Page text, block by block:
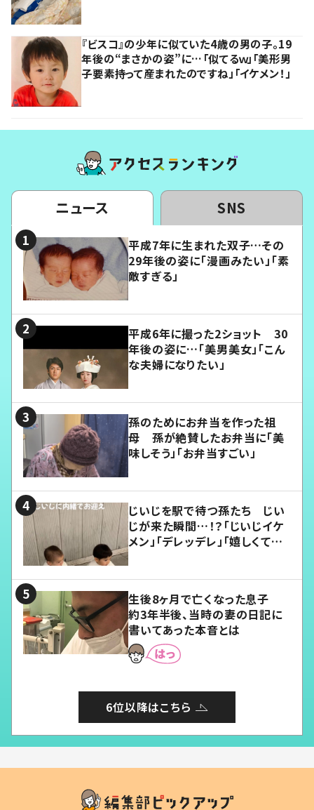
『ビスコ』の少年に似ていた4歳の男の子。19
年後の“まさかの姿”に…「似てるｗ」「美形男
子要素持って産まれたのですね」「イケメン！」
ニュース SNS
平成7年に生まれた双子…その
29年後の姿に「漫画みたい」「素
敵すぎる」
平成6年に撮った2ショット 30
年後の姿に…「美男美女」「こん
な夫婦になりたい」
孫のためにお弁当を作った祖
母 孫が絶賛したお弁当に「美
味しそう」「お弁当すごい」
じいじを駅で待つ孫たち じい
じが来た瞬間…！？「じいじイケ
メン」「デレッデレ」「嬉しくて可
生後8ヶ月で亡くなった息子
約3年半後、当時の妻の日記に
書いてあった本音とは
6位以降はこちら